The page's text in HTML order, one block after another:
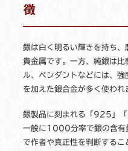
徴
銀は白く明るい輝きを持ち
貴金属です。一方、純銀は
ル、ペンダントなどには、
を加えた銀合金が多く使われ
銀製品に刻まれる「925」
一般に1000分率で銀の含有
で作者や真正性を判断する